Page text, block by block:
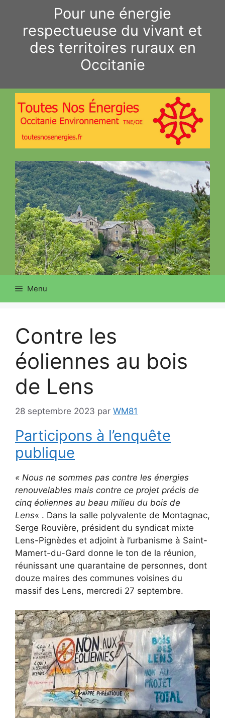
contenu
Pour une énergie
respectueuse du vivant et
des territoires ruraux en
Occitanie
Menu
Contre les
éoliennes au bois
de Lens
28 septembre 2023 par WM81
Participons à l’enquête
publique
« Nous ne sommes pas contre les énergies
renouvelables mais contre ce projet précis de
cinq éoliennes au beau milieu du bois de
Lens« . Dans la salle polyvalente de Montagnac,
Serge Rouvière, président du syndicat mixte
Lens-Pignèdes et adjoint à l’urbanisme à Saint-
Mamert-du-Gard donne le ton de la réunion,
réunissant une quarantaine de personnes, dont
douze maires des communes voisines du
massif des Lens, mercredi 27 septembre.